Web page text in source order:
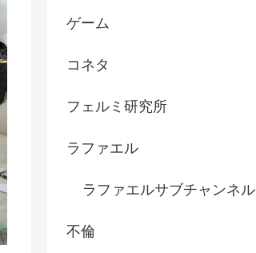
ゲーム
コネタ
フェルミ研究所
ラファエル
ラファエルサブチャンネル
不倫